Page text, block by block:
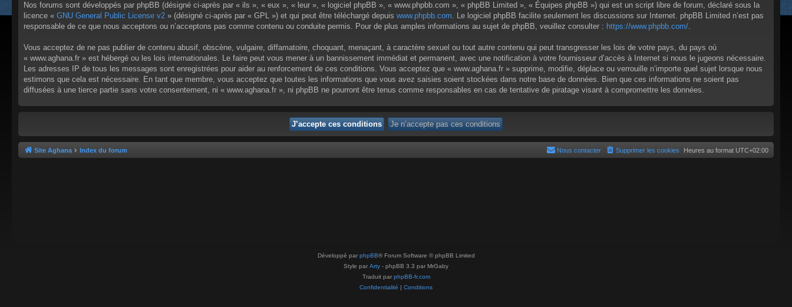
Nos forums sont développés par phpBB (désigné ci-après par « ils », « eux », « leur », « logiciel phpBB », « www.phpbb.com », « phpBB Limited », « Équipes phpBB ») qui est un script libre de forum, déclaré sous la
licence « GNU General Public License v2 » (désigné ci-après par « GPL ») et qui peut être téléchargé depuis www.phpbb.com. Le logiciel phpBB facilite seulement les discussions sur Internet. phpBB Limited n’est pas
responsable de ce que nous acceptons ou n’acceptons pas comme contenu ou conduite permis. Pour de plus amples informations au sujet de phpBB, veuillez consulter : https://www.phpbb.com/.
Vous acceptez de ne pas publier de contenu abusif, obscène, vulgaire, diffamatoire, choquant, menaçant, à caractère sexuel ou tout autre contenu qui peut transgresser les lois de votre pays, du pays où
« www.aghana.fr » est hébergé ou les lois internationales. Le faire peut vous mener à un bannissement immédiat et permanent, avec une notification à votre fournisseur d’accès à Internet si nous le jugeons nécessaire.
Les adresses IP de tous les messages sont enregistrées pour aider au renforcement de ces conditions. Vous acceptez que « www.aghana.fr » supprime, modifie, déplace ou verrouille n’importe quel sujet lorsque nous
estimons que cela est nécessaire. En tant que membre, vous acceptez que toutes les informations que vous avez saisies soient stockées dans notre base de données. Bien que ces informations ne soient pas
diffusées à une tierce partie sans votre consentement, ni « www.aghana.fr », ni phpBB ne pourront être tenus comme responsables en cas de tentative de piratage visant à compromettre les données.
Site Aghana Index du forum Heures au format UTC+02:00
Supprimer les cookies
Nous contacter
Développé par phpBB® Forum Software © phpBB Limited
Style par Arty - phpBB 3.3 par MrGaby
Traduit par phpBB-fr.com
Confidentialité | Conditions